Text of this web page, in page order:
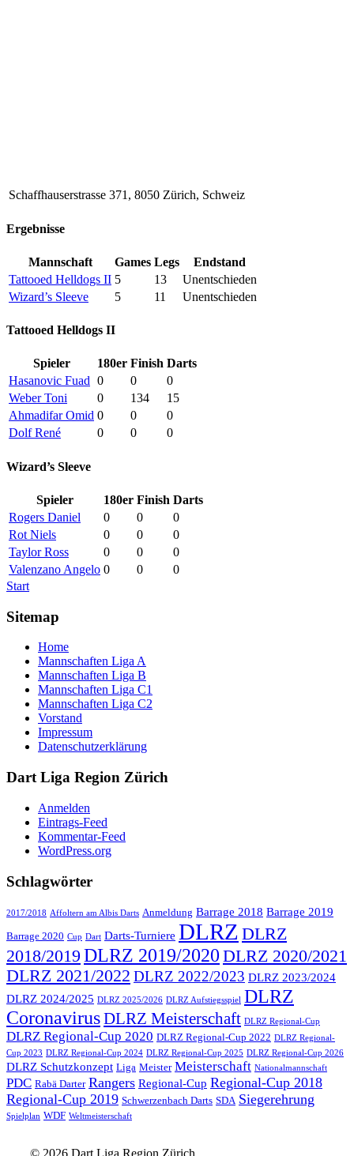
Schaffhauserstrasse 371, 8050 Zürich, Schweiz
Ergebnisse
Mannschaft Games Legs
Endstand
Tattooed Helldogs II 5 13
Unentschieden
Wizard’s Sleeve
5 11 Unentschieden
Tattooed Helldogs II
Spieler 180er Finish Darts
Hasanovic Fuad 0 0
0
Weber Toni
0 134
15
Ahmadifar Omid 0 0
0
Dolf René
0 0 0
Wizard’s Sleeve
Spieler 180er Finish Darts
Rogers Daniel
0 0
0
Rot Niels
0 0
0
Taylor Ross
0 0
0
Valenzano Angelo 0 0
0
Start
Sitemap
Home
Mannschaften Liga A
Mannschaften Liga B
Mannschaften Liga C1
Mannschaften Liga C2
Vorstand
Impressum
Datenschutzerklärung
Dart Liga Region Zürich
Anmelden
Eintrags-Feed
Kommentar-Feed
WordPress.org
Schlagwörter
2017/2018 Affoltern am Albis Darts Anmeldung Barrage 2018 Barrage 2019
Barrage 2020 Cup Dart Darts-Turniere DLRZ DLRZ
2018/2019 DLRZ 2019/2020 DLRZ 2020/2021
DLRZ 2021/2022 DLRZ 2022/2023 DLRZ 2023/2024
DLRZ 2024/2025 DLRZ 2025/2026 DLRZ Aufstiegsspiel DLRZ
CoronavirusDLRZ Meisterschaft DLRZ Regional-Cup
DLRZ Regional-Cup 2020 DLRZ Regional-Cup 2022 DLRZ Regional-
Cup 2023 DLRZ Regional-Cup 2024 DLRZ Regional-Cup 2025 DLRZ Regional-Cup 2026
DLRZ Schutzkonzept Liga Meister Meisterschaft Nationalmannschaft
PDC Rabä Darter Rangers Regional-Cup Regional-Cup 2018
Regional-Cup 2019 Schwerzenbach Darts SDA Siegerehrung
Spielplan WDF Weltmeisterschaft